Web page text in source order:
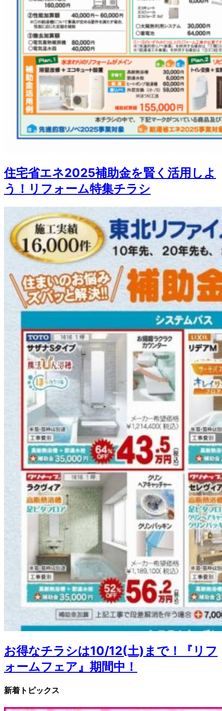
住宅省エネ2025補助金を賢く活用しよ
う！リフォーム特集チラシ
お得なチラシは10/12(土)まで！『リフ
ォームフェア』期間中！
新着トピックス